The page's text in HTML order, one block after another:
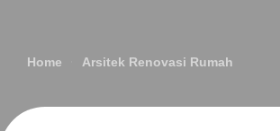
Home Arsitek Renovasi Rumah